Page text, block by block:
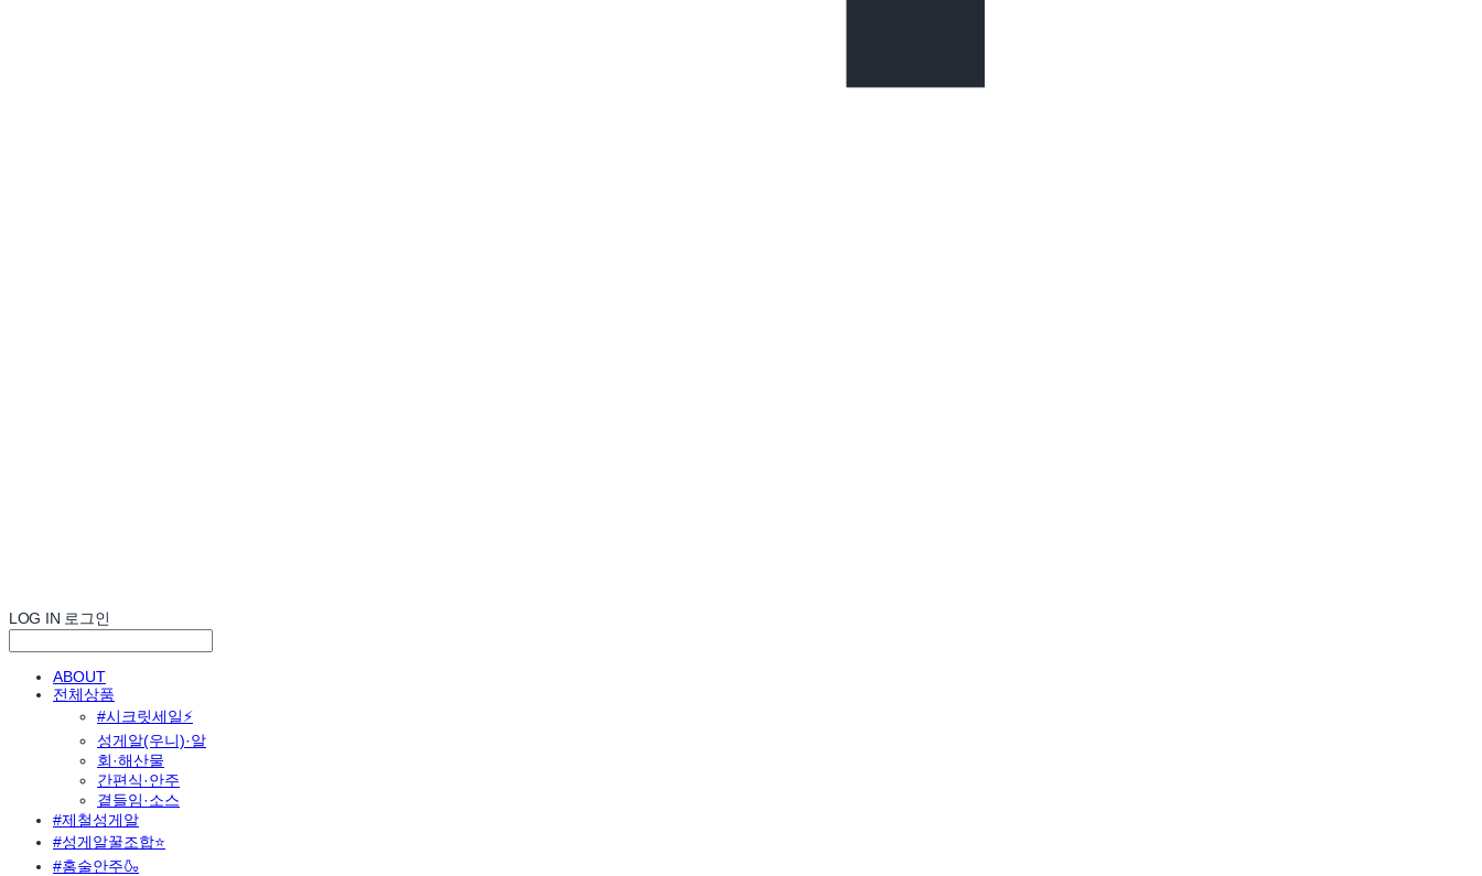
LOG IN 로그인
ABOUT
전체상품
#시크릿세일⚡
성게알(우니)·알
회·해산물
간편식·안주
곁들임·소스
#제철성게알
#성게알꿀조합⭐
#홈술안주🍶